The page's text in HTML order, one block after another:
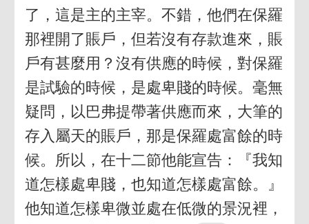
了，這是主的主宰。不錯，他們在保羅
那裡開了賬戶，但若沒有存款進來，賬
戶有甚麼用？沒有供應的時候，對保羅
是試驗的時候，是處卑賤的時候。毫無
疑問，以巴弗提帶著供應而來，大筆的
存入屬天的賬戶，那是保羅處富餘的時
候。所以，在十二節他能宣告：『我知
道怎樣處卑賤，也知道怎樣處富餘。』
他知道怎樣卑微並處在低微的景況裡，